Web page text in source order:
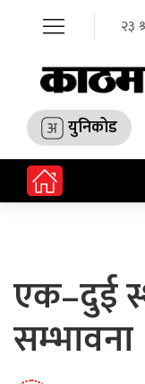
२३
युनिकोड
एक–दुई
सम्भावना